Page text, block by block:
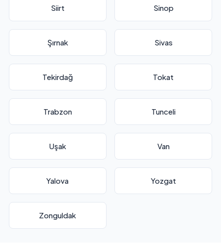
Siirt Sinop
Şırnak Sivas
Tekirdağ Tokat
Trabzon Tunceli
Uşak Van
Yalova Yozgat
Zonguldak